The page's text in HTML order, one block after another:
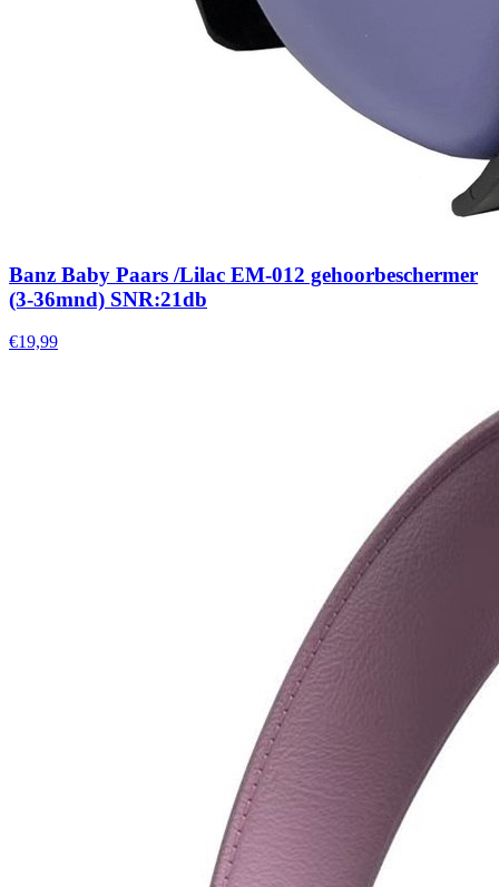
Banz Baby Paars /Lilac EM-012 gehoorbeschermer
(3-36mnd) SNR:21db
€19,99